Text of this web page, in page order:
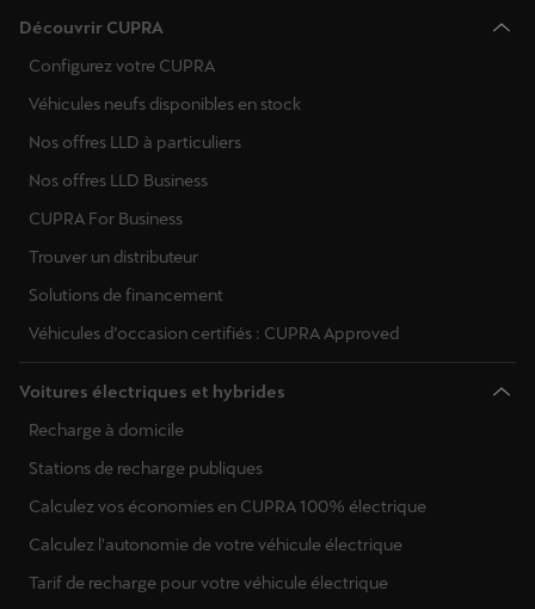
Découvrir CUPRA
Configurez votre CUPRA
Véhicules neufs disponibles en stock
Nos offres LLD à particuliers
Nos offres LLD Business
CUPRA For Business
Trouver un distributeur
Solutions de financement
Véhicules d’occasion certifiés : CUPRA Approved
Voitures électriques et hybrides
Recharge à domicile
Stations de recharge publiques
Calculez vos économies en CUPRA 100% électrique
Calculez l'autonomie de votre véhicule électrique
Tarif de recharge pour votre véhicule électrique